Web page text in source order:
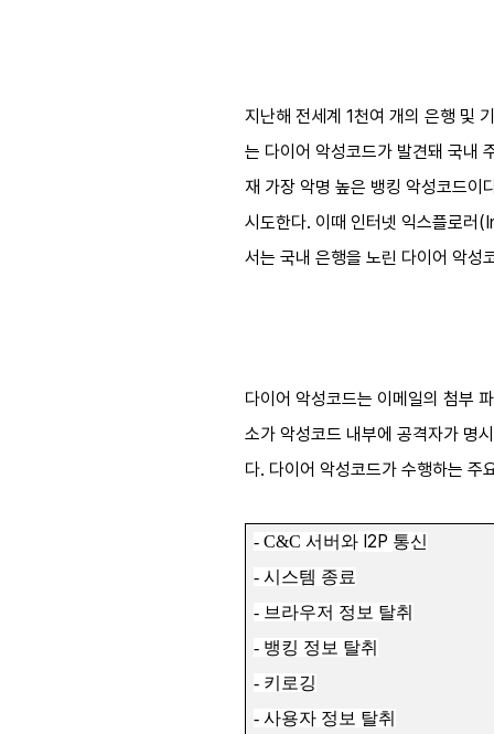
지난해 전세계 1천여 개의 은행 및
는 다이어 악성코드가 발견돼 국내
재 가장 악명 높은 뱅킹 악성코드이
시도한다. 이때 인터넷 익스플로러
서는 국내 은행을 노린 다이어 악성
다이어 악성코드는 이메일의 첨부
소가 악성코드 내부에 공격자가 명
다. 다이어 악성코드가 수행하는
- C&C서버와 I2P 통신
-시스템 종료
- 브라우저 정보 탈취
- 뱅킹 정보 탈취
- 키로깅
-사용자 정보 탈취